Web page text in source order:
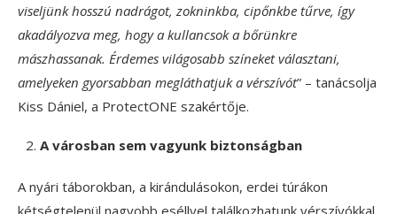
viseljünk hosszú nadrágot, zokninkba, cipőnkbe tűrve, így
akadályozva meg, hogy a kullancsok a bőrünkre
mászhassanak. Érdemes világosabb színeket választani,
amelyeken gyorsabban megláthatjuk a vérszívót” – tanácsolja
Kiss Dániel, a ProtectONE szakértője.
A városban sem vagyunk biztonságban
A nyári táborokban, a kirándulásokon, erdei túrákon
kétségtelenül nagyobb eséllyel találkozhatunk vérszívókkal,